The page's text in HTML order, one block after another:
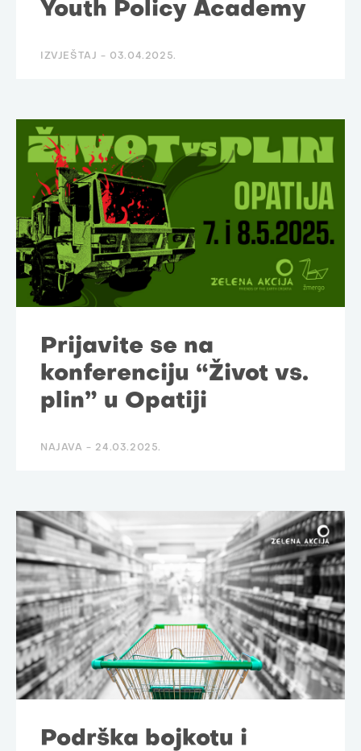
Youth Policy Academy
IZVJEŠTAJ - 03.04.2025.
Prijavite se na
konferenciju “Život vs.
plin” u Opatiji
NAJAVA - 24.03.2025.
Podrška bojkotu i